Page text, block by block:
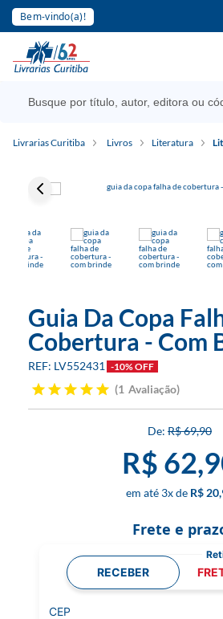
Bem-vindo(a)!
Livrarias Curitiba Livros Literatura
Guia Da Copa
Cobertura - Com
LV552431 -10% OFF
1 Avaliação
R$ 69,90
R$
3x R$
Frete e
RECEBER
CEP